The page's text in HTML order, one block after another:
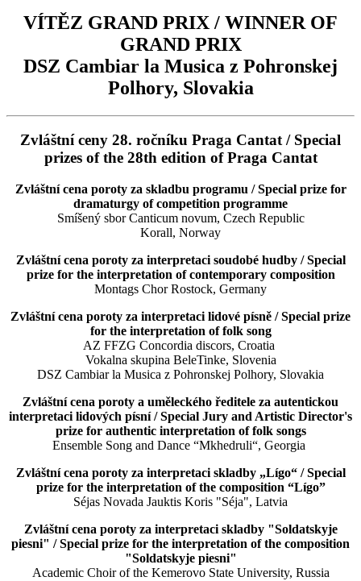
VÍTĚZ GRAND PRIX / WINNER OF
GRAND PRIX
DSZ Cambiar la Musica z Pohronskej
Polhory, Slovakia
Zvláštní ceny 28. ročníku Praga Cantat / Special
prizes of the 28th edition of Praga Cantat
Zvláštní cena poroty za skladbu programu / Special prize for
dramaturgy of competition programme
Smíšený sbor Canticum novum, Czech Republic
Korall, Norway
Zvláštní cena poroty za interpretaci soudobé hudby / Special
prize for the interpretation of contemporary composition
Montags Chor Rostock, Germany
Zvláštní cena poroty za interpretaci lidové písně / Special prize
for the interpretation of folk song
AZ FFZG Concordia discors, Croatia
Vokalna skupina BeleTinke, Slovenia
DSZ Cambiar la Musica z Pohronskej Polhory, Slovakia
Zvláštní cena poroty a uměleckého ředitele za autentickou
interpretaci lidových písní / Special Jury and Artistic Director's
prize for authentic interpretation of folk songs
Ensemble Song and Dance “Mkhedruli“, Georgia
Zvláštní cena poroty za interpretaci skladby „Lígo“ / Special
prize for the interpretation of the composition “Lígo”
Séjas Novada Jauktis Koris "Séja", Latvia
Zvláštní cena poroty za interpretaci skladby "Soldatskyje
piesni" / Special prize for the interpretation of the composition
"Soldatskyje piesni"
Academic Choir of the Kemerovo State University, Russia